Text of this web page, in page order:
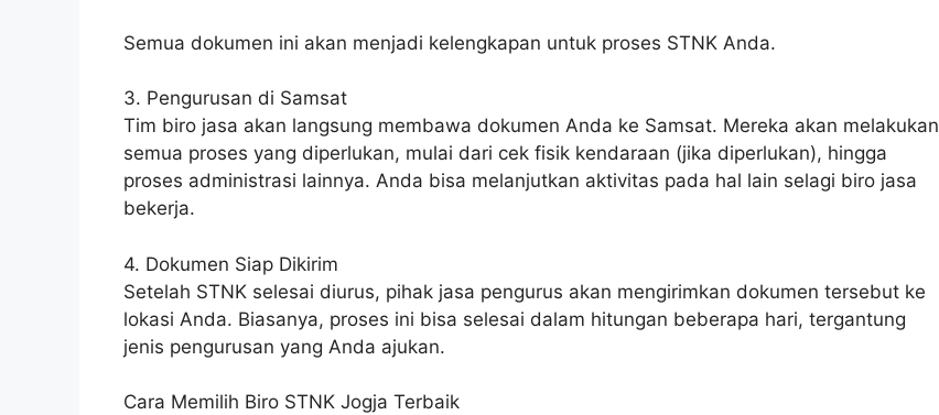
Semua dokumen ini akan menjadi kelengkapan untuk proses STNK Anda.
3. Pengurusan di Samsat
Tim biro jasa akan langsung membawa dokumen Anda ke Samsat. Mereka akan melakukan
semua proses yang diperlukan, mulai dari cek fisik kendaraan (jika diperlukan), hingga
proses administrasi lainnya. Anda bisa melanjutkan aktivitas pada hal lain selagi biro jasa
bekerja.
4. Dokumen Siap Dikirim
Setelah STNK selesai diurus, pihak jasa pengurus akan mengirimkan dokumen tersebut ke
lokasi Anda. Biasanya, proses ini bisa selesai dalam hitungan beberapa hari, tergantung
jenis pengurusan yang Anda ajukan.
Cara Memilih Biro STNK Jogja Terbaik